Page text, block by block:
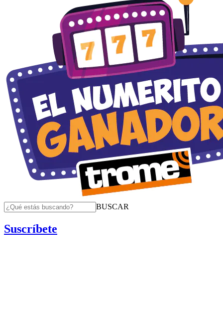
BUSCAR
Suscríbete